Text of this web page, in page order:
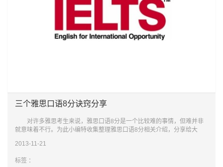
三个雅思口语8分诀窍分享
对许多雅思考生来说，雅思口语8分是一个比较难的事情，但难并非
就意味着不行。为此小编特收集整理雅思口语8分相关介绍，分享给大
一：准备过程
2013-11-21
标签 ：